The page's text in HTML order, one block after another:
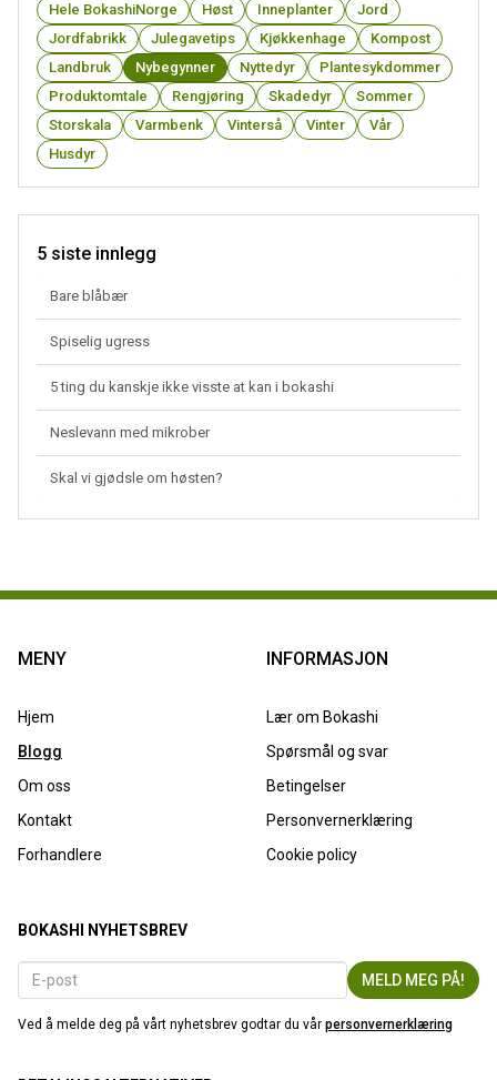
Hele BokashiNorge
Høst Inneplanter
Jord
Jordfabrikk
Julegavetips Kjøkkenhage
Kompost
Landbruk
Nybegynner Nyttedyr
Plantesykdommer
Produktomtale
Rengjøring Skadedyr
Sommer
Storskala
Varmbenk Vinterså Vinter
Vår
Husdyr
5 siste innlegg
Bare blåbær
Spiselig ugress
5 ting du kanskje ikke visste at kan i bokashi
Neslevann med mikrober
Skal vi gjødsle om høsten?
MENY
Hjem
Blogg
Om oss
Kontakt
Forhandlere
INFORMASJON
Lær om Bokashi
Spørsmål og svar
Betingelser
Personvernerklæring
Cookie policy
BOKASHI NYHETSBREV
Ved å melde deg på vårt nyhetsbrev godtar du vår personvernerklæring